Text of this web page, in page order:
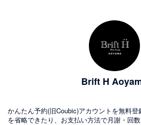
Brift H
かんたん予約(旧Coubic)アカウントを無料
を省略できたり、お支払い方法で月謝・回数